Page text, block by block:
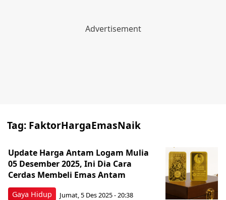
Tag: FaktorHargaEmasNaik
Gaya Hidup
Update Harga Antam Logam Mulia
05 Desember 2025, Ini Dia Cara
Cerdas Membeli Emas Antam
Jumat, 5 Des 2025 - 20:38